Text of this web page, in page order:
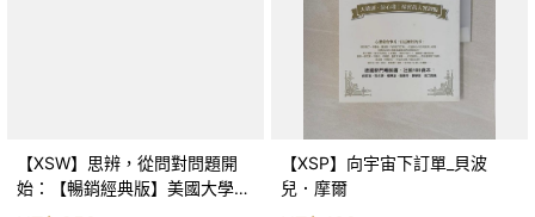
【XSW】思辨，從問對問題開
始：【暢銷經典版】美國大學邏
【XSP】向宇宙下訂單_貝波
兒．摩爾